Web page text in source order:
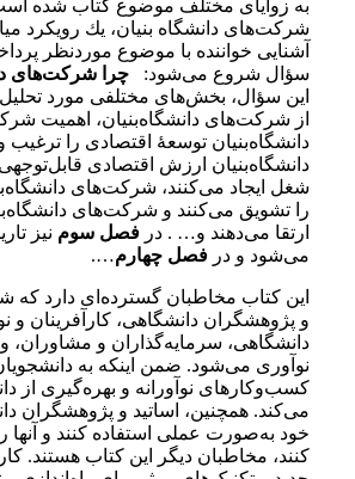
به زوایای مختلف موضوع کتاب شده
شركت‌های دانشگاه بنیان، یك رویكرد
آشنایی خواننده با موضوع موردنظر
سؤال شروع می‌شود: چرا شركت‌های
این سؤال، بخش‌های مختلفی مورد تحلیل
از شركت‌های دانشگاه‌بنیان، اهمیت
دانشگاه‌بنیان توسعۀ اقتصادی را
دانشگاه‌بنیان ارزش اقتصادی
شغل ایجاد می‌كنند، شركت‌های
را تشویق می‌كنند و شركت‌های
ارتقا می‌دهند و… . در فصل سوم نیز
می‌شود و در فصل چهارم….
این کتاب مخاطبان گسترده‌ای دارد که
و پژوهشگران دانشگاهی، کارآفرینان و
دانشگاهی، سرمایه‌گذاران و مشاوران،
نوآوری می‌شود. ضمن اینکه به دانشجویان
کسب‌وکارهای نوآورانه و بهره‌گیری
می‌کند. همچنین، اساتید و پژوهشگران
خود به‌صورت عملی استفاده کنند و
کنند، مخاطبان دیگر این کتاب هستند.